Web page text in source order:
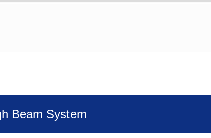
Beam System